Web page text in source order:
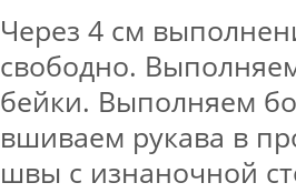
Через 4 см
свободно.
бейки. Выполняем
вшиваем рукава в
швы с изнаночной